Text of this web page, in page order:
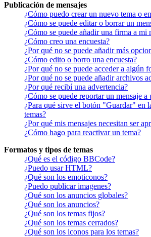
Publicación de mensajes
¿Cómo puedo crear un nuevo tema o
¿Cómo se puede editar o borrar un
¿Cómo se puede añadir una firma a mi
¿Cómo creo una encuesta?
¿Por qué no se puede añadir más
¿Cómo edito o borro una encuesta?
¿Por qué no se puede acceder a algún
¿Por qué no se puede añadir archivos
¿Por qué recibí una advertencia?
¿Cómo se puede reportar un mensaje a
¿Para qué sirve el botón "Guardar" en
temas?
¿Por qué mis mensajes necesitan ser
¿Cómo hago para reactivar un tema?
Formatos y tipos de temas
¿Qué es el código BBCode?
¿Puedo usar HTML?
¿Qué son los emoticonos?
¿Puedo publicar imagenes?
¿Qué son los anuncios globales?
¿Qué son los anuncios?
¿Qué son los temas fijos?
¿Qué son los temas cerrados?
¿Qué son los iconos para los temas?